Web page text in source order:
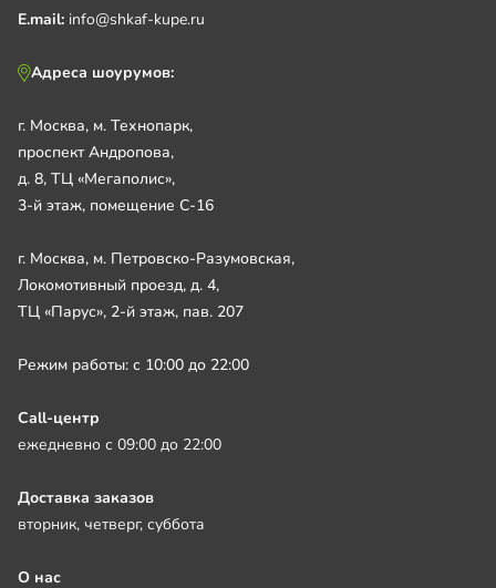
E.mail: info@shkaf-kupe.ru
Адреса шоурумов:
г. Москва, м. Технопарк,
проспект Андропова,
д. 8, ТЦ «Мегаполис»,
3-й этаж, помещение С-16
г. Москва, м. Петровско-Разумовская,
Локомотивный проезд, д. 4,
ТЦ «Парус», 2-й этаж, пав. 207
Режим работы: с 10:00 до 22:00
Call-центр
ежедневно с 09:00 до 22:00
Доставка заказов
вторник, четверг, суббота
О нас